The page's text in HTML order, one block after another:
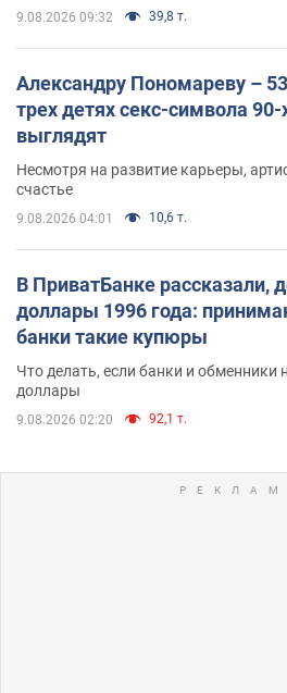
9.08.2026 09:32 39,8 т.
Александру Пономареву –
трех детях секс-символа 90-
выглядят
Несмотря на развитие карьеры,
счастье
9.08.2026 04:01 10,6 т.
В ПриватБанке рассказали,
доллары 1996 года:
банки такие купюры
Что делать, если банки и
доллары
9.08.2026 02:20 92,1 т.